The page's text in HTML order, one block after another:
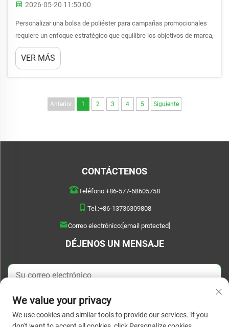
2026-05-20 11:50:00
Personalizar una bolsa de poliéster para campañas promocionales
requiere un enfoque estratégico que equilibre los objetivos de marca,
las capacidades de producción y las consideraciones
presupuestarias. A medida que las empresas buscan cada vez más
VER MÁS
Anterior 1 2 3 4 5 Siguiente
CONTÁCTENOS
Teléfono:+86-577-68605758
Tel.:+86-13736309808
Correo electrónico: [email protected]
DÉJENOS UN MENSAJE
ENVIAR AHORA
We value your privacy
We use cookies and similar tools to provide our services. If you